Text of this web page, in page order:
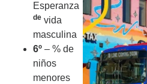
Esperanza
de vida
masculina
6º – % de
niños
menores